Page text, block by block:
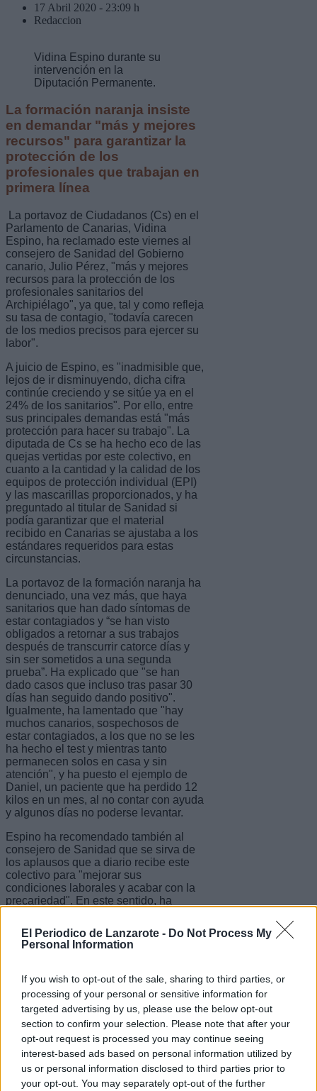
El Periodico de Lanzarote - Do Not Process My
Personal Information
If you wish to opt-out of the sale, sharing to third parties, or
processing of your personal or sensitive information for
targeted advertising by us, please use the below opt-out
section to confirm your selection. Please note that after your
opt-out request is processed you may continue seeing
interest-based ads based on personal information utilized by
us or personal information disclosed to third parties prior to
your opt-out. You may separately opt-out of the further
17 Abril 2020 - 23:09 h
Redaccion
Vidina Espino durante su
intervención en la
Diputación Permanente.
La formación naranja insiste
en demandar "más y mejores
recursos" para garantizar la
protección de los
profesionales que trabajan en
primera línea
La portavoz de Ciudadanos (Cs) en el
Parlamento de Canarias, Vidina
Espino, ha reclamado este viernes al
consejero de Sanidad del Gobierno
canario, Julio Pérez, "más y mejores
recursos para la protección de los
profesionales sanitarios del
Archipiélago", ya que, tal y como refleja
su tasa de contagio, "todavía carecen
de los medios precisos para ejercer su
labor".
A juicio de Espino, es "inadmisible que,
lejos de ir disminuyendo, dicha cifra
continúe creciendo y se sitúe ya en el
24% de los sanitarios". Por ello, entre
sus principales demandas está "más
protección para hacer su trabajo". La
diputada de Cs se ha hecho eco de las
quejas vertidas por este colectivo, en
cuanto a la cantidad y la calidad de los
equipos de protección individual (EPI)
y las mascarillas proporcionados, y ha
preguntado al titular de Sanidad si
podía garantizar que el material
recibido en Canarias se ajustaba a los
estándares requeridos para estas
circunstancias.
La portavoz de la formación naranja ha
denunciado, una vez más, que haya
sanitarios que han dado síntomas de
estar contagiados y “se han visto
obligados a retornar a sus trabajos
después de transcurrir catorce días y
sin ser sometidos a una segunda
prueba”. Ha explicado que "se han
dado casos que incluso tras pasar 30
días han seguido dando positivo".
Igualmente, ha lamentado que "hay
muchos canarios, sospechosos de
estar contagiados, a los que no se les
ha hecho el test y mientras tanto
permanecen solos en casa y sin
atención", y ha puesto el ejemplo de
Daniel, un paciente que ha perdido 12
kilos en un mes, al no contar con ayuda
y algunos días no poderse levantar.
Espino ha recomendado también al
consejero de Sanidad que se sirva de
los aplausos que a diario recibe este
colectivo para "mejorar sus
condiciones laborales y acabar con la
precariedad". En este sentido, ha
a los que en lugar de contratarlos como
especialistas van a continuar como
médicos en formación.
La diputada de Cs ha mostrado
también su preocupación por los
mayores, tanto de los que están en
residencias como en sus hogares, para
los que ha pedido "un trato especial",
pues, según ha indicado, "son los más
vulnerables a la COVID-19 y requieren
más atención y que no se escatimen
medios".